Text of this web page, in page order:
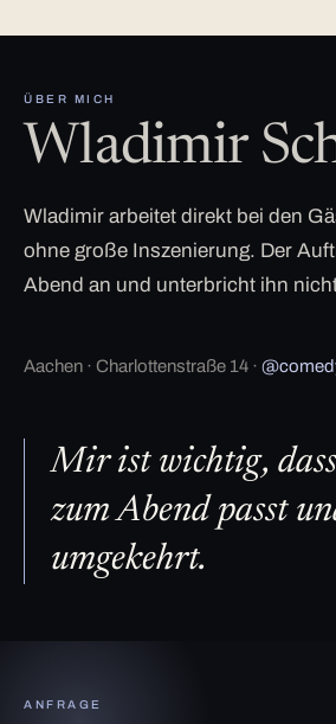
ÜBER MICH
Wladimir
Wladimir arbeitet direkt bei den
ohne große Inszenierung. Der
Abend an und unterbricht ihn
Aachen · Charlottenstraße 14 ·
Mir ist wichtig,
zum Abend passt
umgekehrt.
ANFRAGE